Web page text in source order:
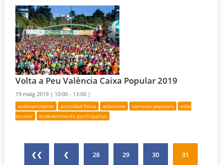
Volta a Peu València Caixa Popular 2019
19 maig 2019 | 10:00 - 13:00 |
esdeveniments actividad física atletisme carreres populars
edat
escolar
esdeveniments participatius
❮❮ ❮ 28 29 30 31